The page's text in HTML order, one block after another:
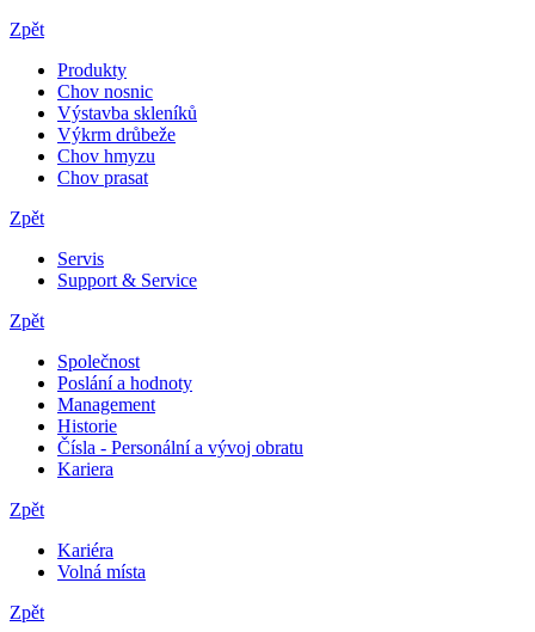
Zpět
Produkty
Chov nosnic
Výstavba skleníků
Výkrm drůbeže
Chov hmyzu
Chov prasat
Zpět
Servis
Support & Service
Zpět
Společnost
Poslání a hodnoty
Management
Historie
Čísla - Personální a vývoj obratu
Kariera
Zpět
Kariéra
Volná místa
Zpět